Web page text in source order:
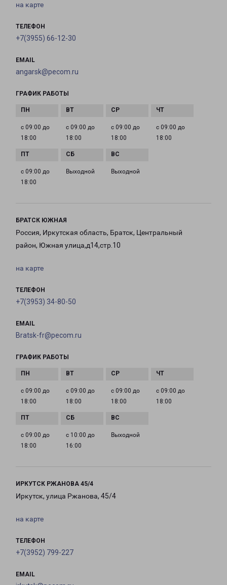
на карте
ТЕЛЕФОН
+7(3955) 66-12-30
EMAIL
angarsk@pecom.ru
ГРАФИК РАБОТЫ
с 09:00 до
18:00
с 09:00 до
18:00
с 09:00 до
18:00
с 09:00 до
18:00
с 09:00 до
18:00
Выходной Выходной
БРАТСК ЮЖНАЯ
Россия, Иркутская область, Братск, Центральный
район, Южная улица,д14,стр.10
на карте
ТЕЛЕФОН
+7(3953) 34-80-50
EMAIL
Bratsk-fr@pecom.ru
ГРАФИК РАБОТЫ
с 09:00 до
18:00
с 09:00 до
18:00
с 09:00 до
18:00
с 09:00 до
18:00
с 09:00 до
18:00
с 10:00 до
16:00
Выходной
ИРКУТСК РЖАНОВА 45/4
Иркутск, улица Ржанова, 45/4
на карте
ТЕЛЕФОН
+7(3952) 799-227
EMAIL